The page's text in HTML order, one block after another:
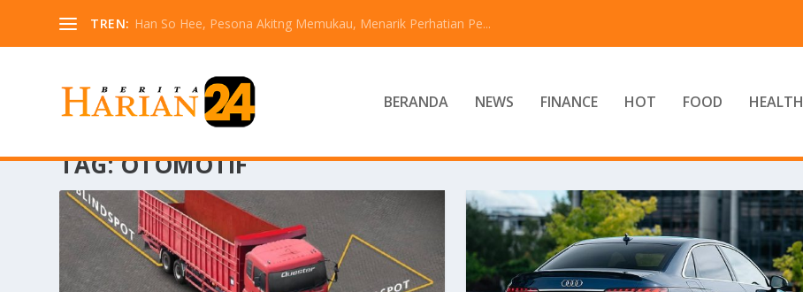
TREN: Han So Hee, Pesona Akitng Memukau, Menarik Perhatian Pe...
BERANDA NEWS FINANCE HOT FOOD HEALTH
TAG:OTOMOTIF